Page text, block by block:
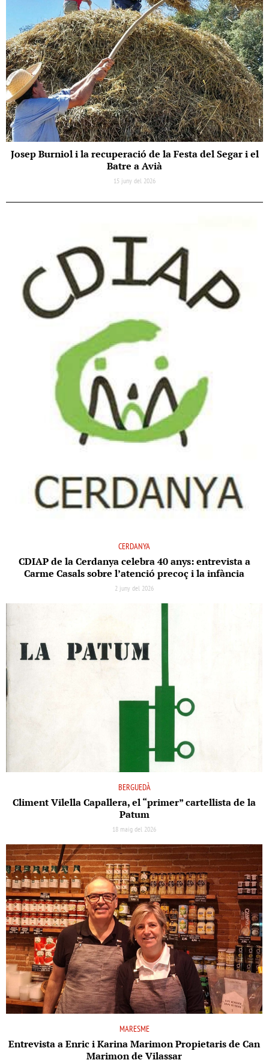
Josep Burniol i la recuperació de la Festa del Segar i el
Batre a Avià
15 juny del 2026
CERDANYA
CDIAP de la Cerdanya celebra 40 anys: entrevista a
Carme Casals sobre l’atenció precoç i la infància
2 juny del 2026
BERGUEDÀ
Climent Vilella Capallera, el “primer” cartellista de la
Patum
18 maig del 2026
MARESME
Entrevista a Enric i Karina Marimon Propietaris de Can
Marimon de Vilassar